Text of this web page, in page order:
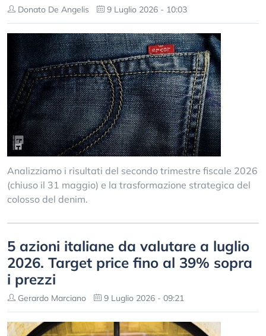
Donato De Angelis 9 Luglio 2026 - 10:03
Analizziamo i risultati del secondo trimestre fiscale 2026
(chiuso il 31 maggio) e la trasformazione strategica del
colosso del denim.
5 azioni italiane da valutare a luglio
2026. Target price fino al 39% sopra
i prezzi
Gerardo Marciano 9 Luglio 2026 - 09:21